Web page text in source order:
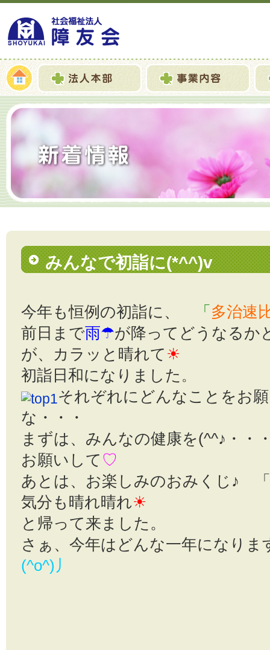
みんなで初詣に(*^^)v
今年も恒例の初詣に、 「 多治速
前日まで雨☂が降ってどうなるか
が、カラッと晴れて ☀
初詣日和になりました 。
それぞれにどんなことをお
な・・・
まずは、みんなの健康を(^^♪・
お願いして ♡
あとは、お楽しみのおみくじ♪
気分も晴れ晴れ☀
と帰って来ました。
さぁ、今年はどんな一年になりま
(^o^)丿